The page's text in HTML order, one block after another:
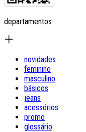
departamentos
novidades
feminino
masculino
básicos
jeans
acessórios
promo
glossário